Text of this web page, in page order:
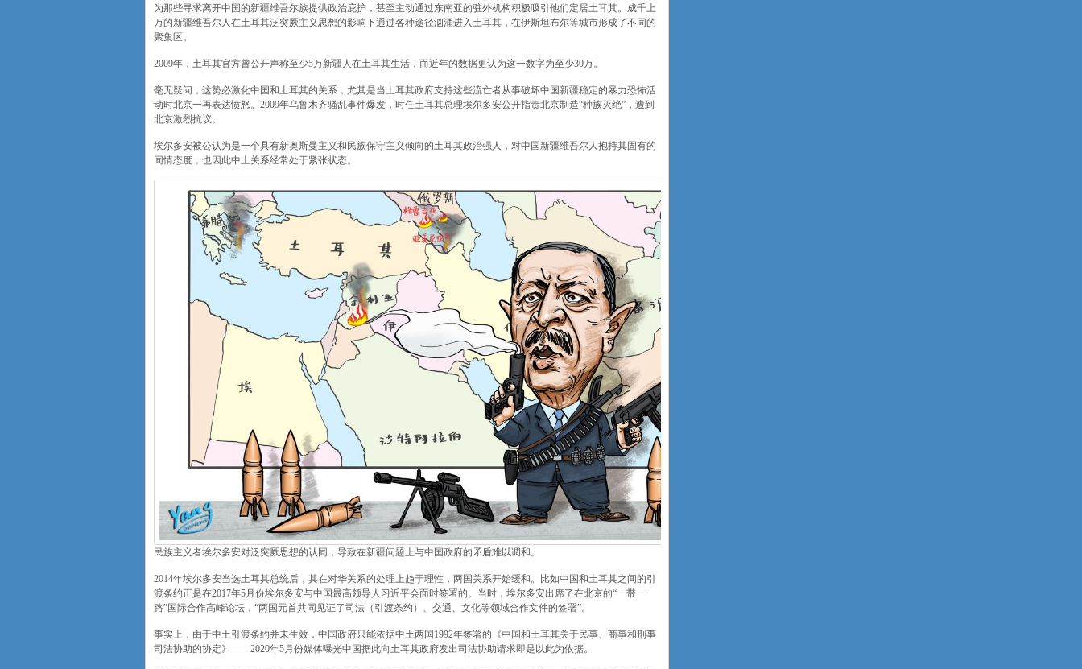
为那些寻求离开中国的新疆维吾尔族提供政治庇护，甚至主动通过东南亚的驻外机构积极吸引他们定居土耳其。成千上
万的新疆维吾尔人在土耳其泛突厥主义思想的影响下通过各种途径汹涌进入土耳其，在伊斯坦布尔等城市形成了不同的
聚集区。
2009年，土耳其官方曾公开声称至少5万新疆人在土耳其生活，而近年的数据更认为这一数字为至少30万。
毫无疑问，这势必激化中国和土耳其的关系，尤其是当土耳其政府支持这些流亡者从事破坏中国新疆稳定的暴力恐怖活
动时北京一再表达愤怒。2009年乌鲁木齐骚乱事件爆发，时任土耳其总理埃尔多安公开指责北京制造“种族灭绝”，遭到
北京激烈抗议。
埃尔多安被公认为是一个具有新奥斯曼主义和民族保守主义倾向的土耳其政治强人，对中国新疆维吾尔人抱持其固有的
同情态度，也因此中土关系经常处于紧张状态。
民族主义者埃尔多安对泛突厥思想的认同，导致在新疆问题上与中国政府的矛盾难以调和。
2014年埃尔多安当选土耳其总统后，其在对华关系的处理上趋于理性，两国关系开始缓和。比如中国和土耳其之间的引
渡条约正是在2017年5月份埃尔多安与中国最高领导人习近平会面时签署的。当时，埃尔多安出席了在北京的“一带一
路”国际合作高峰论坛，“两国元首共同见证了司法（引渡条约）、交通、文化等领域合作文件的签署”。
事实上，由于中土引渡条约并未生效，中国政府只能依据中土两国1992年签署的《中国和土耳其关于民事、商事和刑事
司法协助的协定》——2020年5月份媒体曝光中国据此向土耳其政府发出司法协助请求即是以此为依据。